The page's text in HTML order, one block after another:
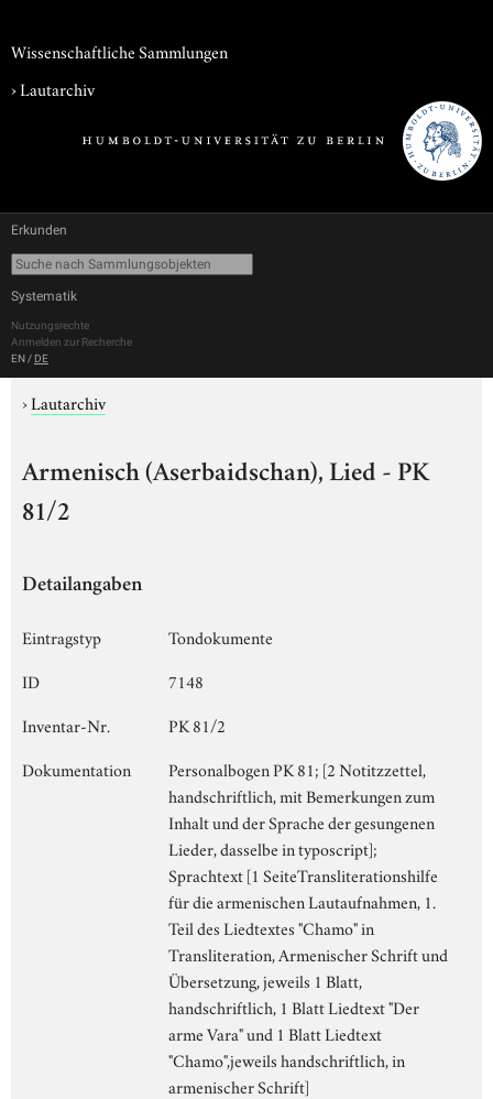
Wissenschaftliche Sammlungen
›Lautarchiv
Erkunden
Systematik
Nutzungsrechte
Anmelden zur Recherche
EN / DE
›Lautarchiv
Armenisch (Aserbaidschan), Lied - PK
81/2
Detailangaben
Eintragstyp
Tondokumente
ID
7148
Inventar-Nr.
PK 81/2
Dokumentation
Personalbogen PK 81; [2 Notitzzettel,
handschriftlich, mit Bemerkungen zum
Inhalt und der Sprache der gesungenen
Lieder, dasselbe in typoscript];
Sprachtext [1 SeiteTransliterationshilfe
für die armenischen Lautaufnahmen, 1.
Teil des Liedtextes "Chamo" in
Transliteration, Armenischer Schrift und
Übersetzung, jeweils 1 Blatt,
handschriftlich, 1 Blatt Liedtext "Der
arme Vara" und 1 Blatt Liedtext
"Chamo",jeweils handschriftlich, in
armenischer Schrift]